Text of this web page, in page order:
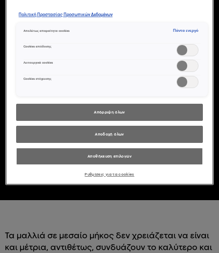
4 ΧΤΕΝΊΣΜΑΤΑ
Τα μαλλιά σε μεσαίο μήκος δεν χρειάζεται να είναι
και μέτρια, αντιθέτως, συνδυάζουν το καλύτερο και
Πολιτική Προστασίας Προσωπικών Δεδομένων
Απολύτως απαραίτητα cookies Πάντα ενεργό
Cookies απόδοσης
Λειτουργικά cookies
Cookies στόχευσης
Απόρριψη όλων
Αποδοχή όλων
Αποθήκευση επιλογών
Ρυθμίσεις για τα cookies